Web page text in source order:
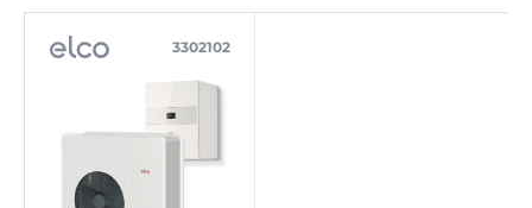
3302102